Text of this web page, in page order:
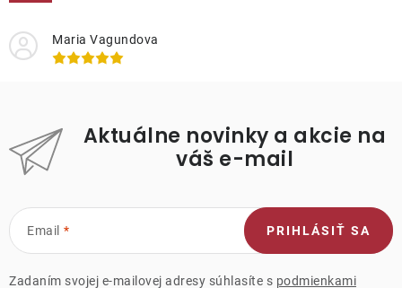
Maria Vagundova
Aktuálne novinky a akcie na
váš e-mail
Email
Zadaním svojej e-mailovej adresy súhlasíte s podmienkami
PRIHLÁSIŤ SA